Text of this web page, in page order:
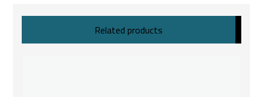
Related products